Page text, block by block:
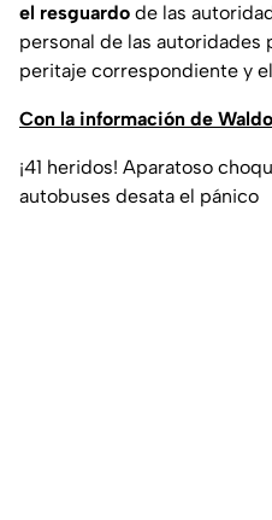
el resguardo de las
personal de las autoridades
peritaje correspondiente y
Con la información de
¡41 heridos! Aparatoso
autobuses desata el pánico